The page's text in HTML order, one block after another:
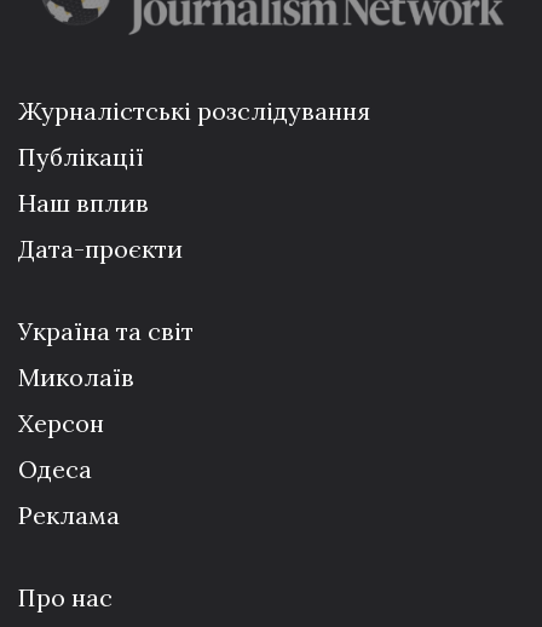
Журналістські розслідування
Публікації
Наш вплив
Дата-проєкти
Україна та світ
Миколаїв
Херсон
Одеса
Реклама
Про нас